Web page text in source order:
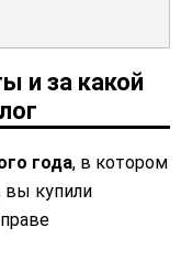
и за какой
года, в котором
вы купили